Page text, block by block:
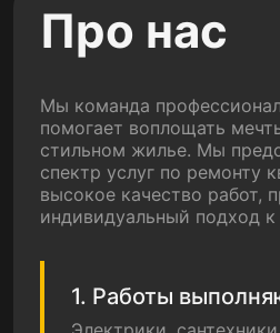
Про нас
Мы команда
помогает воплощать
стильном жилье. Мы
спектр услуг по ремонту
высокое качество работ,
индивидуальный подход
1. Работы